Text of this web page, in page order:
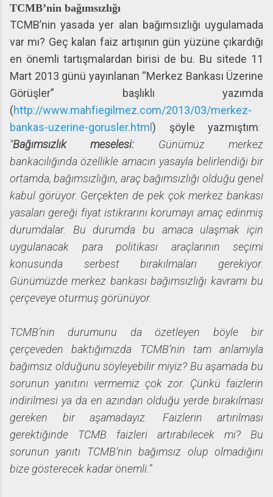
TCMB’nin bağımsızlığı
TCMB’nin yasada yer alan bağımsızlığı uygulamada
var mı? Geç kalan faiz artışının gün yüzüne çıkardığı
en önemli tartışmalardan birisi de bu. Bu sitede 11
Mart 2013 günü yayınlanan “Merkez Bankası Üzerine
Görüşler” başlıklı yazımda
(http://www.mahfiegilmez.com/2013/03/merkez-
bankas-uzerine-gorusler.html ) şöyle yazmıştım:
“Bağımsızlık meselesi: Günümüz merkez
bankacılığında özellikle amacın yasayla belirlendiği bir
ortamda, bağımsızlığın, araç bağımsızlığı olduğu genel
kabul görüyor. Gerçekten de pek çok merkez bankası
yasaları gereği fiyat istikrarını korumayı amaç edinmiş
durumdalar. Bu durumda bu amaca ulaşmak için
uygulanacak para politikası araçlarının seçimi
konusunda serbest bırakılmaları gerekiyor.
Günümüzde merkez bankası bağımsızlığı kavramı bu
çerçeveye oturmuş görünüyor.
TCMB’nin durumunu da özetleyen böyle bir
çerçeveden baktığımızda TCMB’nin tam anlamıyla
bağımsız olduğunu söyleyebilir miyiz? Bu aşamada bu
sorunun yanıtını vermemiz çok zor. Çünkü faizlerin
indirilmesi ya da en azından olduğu yerde bırakılması
gereken bir aşamadayız. Faizlerin artırılması
gerektiğinde TCMB faizleri artırabilecek mi? Bu
sorunun yanıtı TCMB’nin bağımsız olup olmadığını
bize gösterecek kadar önemli.”